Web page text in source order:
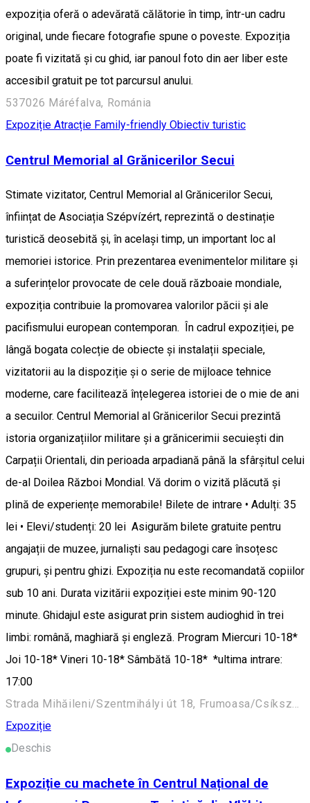
expoziția oferă o adevărată călătorie în timp, într-un cadru
original, unde fiecare fotografie spune o poveste. Expoziția
poate fi vizitată și cu ghid, iar panoul foto din aer liber este
accesibil gratuit pe tot parcursul anului.
537026 Máréfalva, Románia
Expoziție Atracție Family-friendly Obiectiv turistic
Centrul Memorial al Grănicerilor Secui
Stimate vizitator, Centrul Memorial al Grănicerilor Secui,
înființat de Asociația Szépvízért, reprezintă o destinație
turistică deosebită și, în același timp, un important loc al
memoriei istorice. Prin prezentarea evenimentelor militare și
a suferințelor provocate de cele două războaie mondiale,
expoziția contribuie la promovarea valorilor păcii și ale
pacifismului european contemporan. În cadrul expoziției, pe
lângă bogata colecție de obiecte și instalații speciale,
vizitatorii au la dispoziție și o serie de mijloace tehnice
moderne, care facilitează înțelegerea istoriei de o mie de ani
a secuilor. Centrul Memorial al Grănicerilor Secui prezintă
istoria organizațiilor militare și a grănicerimii secuiești din
Carpații Orientali, din perioada arpadiană până la sfârșitul celui
de-al Doilea Război Mondial. Vă dorim o vizită plăcută și
plină de experiențe memorabile! Bilete de intrare • Adulți: 35
lei • Elevi/studenți: 20 lei Asigurăm bilete gratuite pentru
angajații de muzee, jurnaliști sau pedagogi care însoțesc
grupuri, și pentru ghizi. Expoziția nu este recomandată copiilor
sub 10 ani. Durata vizitării expoziției este minim 90-120
minute. Ghidajul este asigurat prin sistem audioghid în trei
limbi: română, maghiară și engleză. Program Miercuri 10-18*
Joi 10-18* Vineri 10-18* Sâmbătă 10-18* *ultima intrare:
17:00
Strada Mihăileni/Szentmihályi út 18, Frumoasa/Csíkszépvíz 537115, Romania
Expoziție
Deschis
Expoziție cu machete în Centrul Național de